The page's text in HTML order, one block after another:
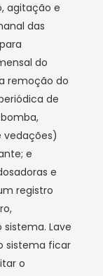
agitação e
das
do
remoção do
de
vedações)
e
e
registro
Lave
sistema ficar
o